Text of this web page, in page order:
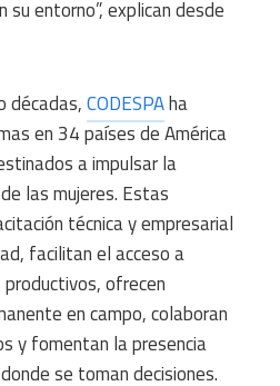
entorno”, explican desde
décadas,CODESPAha
en 34 países de América
a impulsar la
las mujeres. Estas
técnica y empresarial
facilitan el acceso a
productivos, ofrecen
en campo, colaboran
y fomentan la presencia
se toman decisiones.